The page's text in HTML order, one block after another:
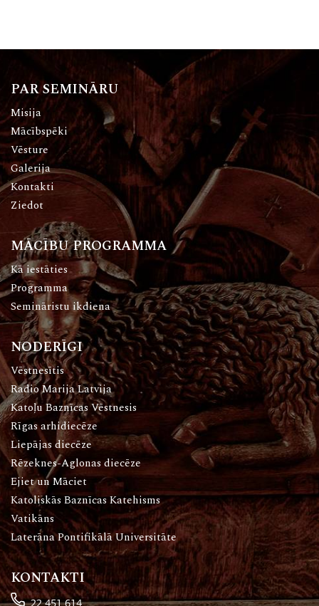
PAR SEMINĀRU
Misija
Mācībspēki
Vēsture
Galerija
Kontakti
Ziedot
MĀCĪBU PROGRAMMA
Kā iestāties
Programma
Semināristu ikdiena
NODERĪGI
Vēstnesītis
Radio Marija Latvija
Katoļu Baznīcas Vēstnesis
Rīgas arhidiecēze
Liepājas diecēze
Rēzeknes-Aglonas diecēze
Ejiet un Māciet
Katoliskās Baznīcas Katehisms
Vatikāns
Laterāna Pontifikālā Universitāte
KONTAKTI
22 451 614